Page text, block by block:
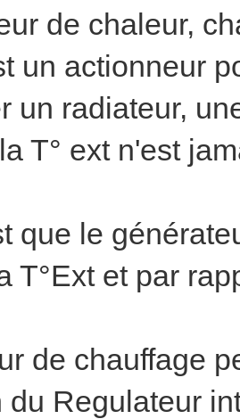
de chaleur,
un actionneur
un radiateur,
T° ext n'est
que le
T°Ext et par
de chauffage
du Regulateur